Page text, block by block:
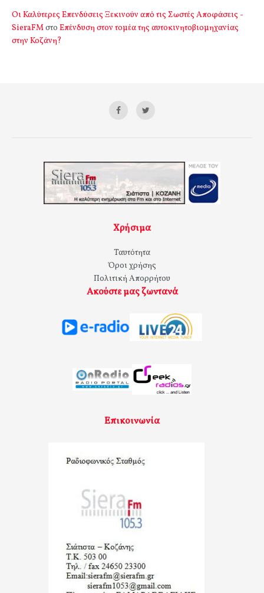
Οι Καλύτερες Επενδύσεις Ξεκινούν από τις Σωστές Αποφάσεις -
SieraFMστο Επένδυση στον τομέα της αυτοκινητοβιομηχανίας
στην Κοζάνη?
Χρήσιμα
Ταυτότητα
Όροι χρήσης
Πολιτική Απορρήτου
Ακούστε μας ζωντανά
Επικοινωνία